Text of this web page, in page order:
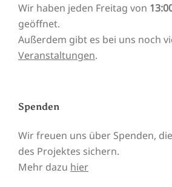
Wir haben jeden Freitag von
geöffnet.
Außerdem gibt es bei uns noch
Veranstaltungen.
Spenden
Wir freuen uns über Spenden,
des Projektes sichern.
Mehr dazu hier